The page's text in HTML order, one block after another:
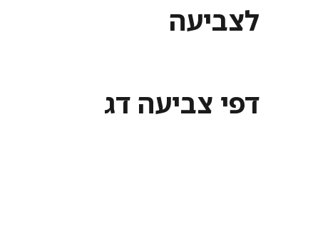
לצביעה
דפי צביעה דג